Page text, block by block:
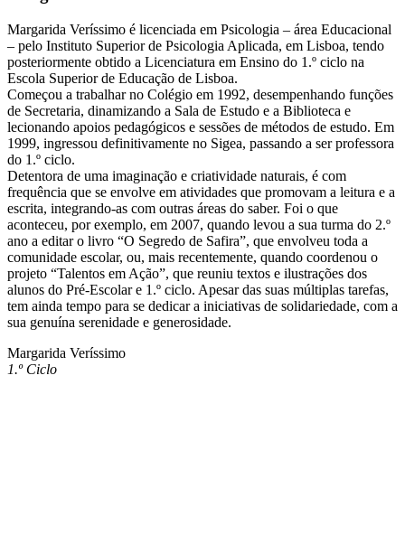
Margarida Veríssimo é licenciada em Psicologia – área Educacional
– pelo Instituto Superior de Psicologia Aplicada, em Lisboa, tendo
posteriormente obtido a Licenciatura em Ensino do 1.º ciclo na
Escola Superior de Educação de Lisboa.
Começou a trabalhar no Colégio em 1992, desempenhando funções
de Secretaria, dinamizando a Sala de Estudo e a Biblioteca e
lecionando apoios pedagógicos e sessões de métodos de estudo. Em
1999, ingressou definitivamente no Sigea, passando a ser professora
do 1.º ciclo.
Detentora de uma imaginação e criatividade naturais, é com
frequência que se envolve em atividades que promovam a leitura e a
escrita, integrando-as com outras áreas do saber. Foi o que
aconteceu, por exemplo, em 2007, quando levou a sua turma do 2.º
ano a editar o livro “O Segredo de Safira”, que envolveu toda a
comunidade escolar, ou, mais recentemente, quando coordenou o
projeto “Talentos em Ação”, que reuniu textos e ilustrações dos
alunos do Pré-Escolar e 1.º ciclo. Apesar das suas múltiplas tarefas,
tem ainda tempo para se dedicar a iniciativas de solidariedade, com a
sua genuína serenidade e generosidade.
Margarida Veríssimo
1.º Ciclo